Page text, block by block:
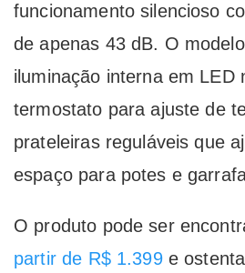
funcionamento silencioso
de apenas 43 dB. O
iluminação interna em LED
termostato para ajuste de
prateleiras reguláveis ​​que
espaço para potes e
O produto pode ser
partir de R$ 1.399 e